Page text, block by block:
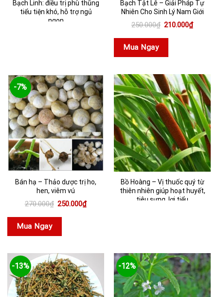
Bạch Linh: điều trị phù thũng
tiểu tiện khó, hỗ trợ ngủ
ngon
Bạch Tật Lê – Giải Pháp Tự
Nhiên Cho Sinh Lý Nam Giới
250.000₫ Giá
là:
210.000₫Giá
hiện
Mua Ngay
-7%
Bán hạ – Thảo dược trị ho,
hen, viêm vú
270.000₫ Giá
là:
250.000₫Giá
hiện
Mua Ngay
Bồ Hoàng – Vị thuốc quý từ
thiên nhiên giúp hoạt huyết,
tiêu sưng, lợi tiểu
-13% -12%